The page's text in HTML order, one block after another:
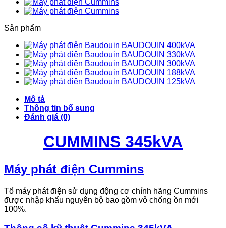
Sản phẩm
BAUDOUIN 400kVA
BAUDOUIN 330kVA
BAUDOUIN 300kVA
BAUDOUIN 188kVA
BAUDOUIN 125kVA
Mô tả
Thông tin bổ sung
Đánh giá (0)
CUMMINS 345kVA
Máy phát điện Cummins
Tổ máy phát điện sử dụng động cơ chính hãng Cummins
được nhập khẩu nguyên bộ bao gồm vỏ chống ồn mới
100%.